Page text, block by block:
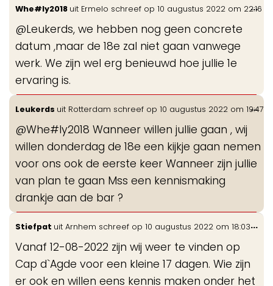
Whe#ly2018 uit Ermelo schreef op 10 augustus 2022 om 22:16
@Leukerds, we hebben nog geen concrete
datum ,maar de 18e zal niet gaan vanwege
werk. We zijn wel erg benieuwd hoe jullie 1e
ervaring is.
...
Leukerds uit Rotterdam schreef op 10 augustus 2022 om 19:47
@Whe#ly2018 Wanneer willen jullie gaan , wij
willen donderdag de 18e een kijkje gaan nemen
voor ons ook de eerste keer Wanneer zijn jullie
van plan te gaan Mss een kennismaking
drankje aan de bar ?
...
Stiefpat uit Arnhem schreef op 10 augustus 2022 om 18:03
Vanaf 12-08-2022 zijn wij weer te vinden op
Cap d`Agde voor een kleine 17 dagen. Wie zijn
er ook en willen eens kennis maken onder het
...